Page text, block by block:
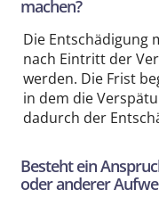
machen?
Die Entschädigung
nach Eintritt der
werden. Die Frist
in dem die
dadurch der
Besteht ein
oder anderer